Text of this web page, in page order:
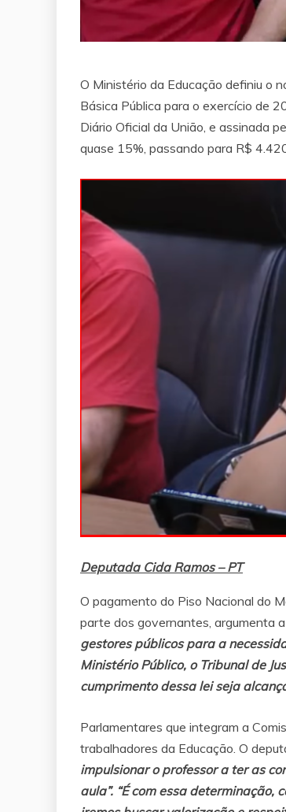
O Ministério da Educação definiu o
Básica Pública para o exercício de
Diário Oficial da União, e assinada
quase 15%, passando para R$
Deputada Cida Ramos – PT
O pagamento do Piso Nacional do
parte dos governantes, argumenta
gestores públicos para a
Ministério Público, o Tribunal de
cumprimento dessa lei seja
Parlamentares que integram a
trabalhadores da Educação. O
impulsionar o professor a ter as
aula”. “É com essa